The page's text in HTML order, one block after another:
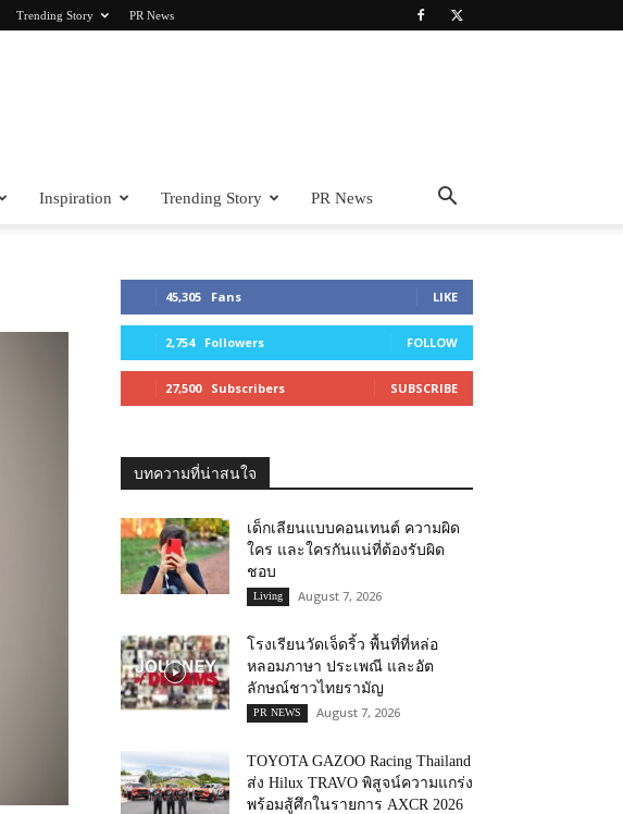
Trending Story PR News
Inspiration Trending Story PR News
45,305 Fans LIKE
2,754 Followers FOLLOW
27,500 Subscribers SUBSCRIBE
บทความที่น่าสนใจ
เด็กเลียนแบบคอนเทนต์ ความผิด
ใคร และใครกันแน่ที่ต้องรับผิด
ชอบ
Living August 7, 2026
โรงเรียนวัดเจ็ดริ้ว พื้นที่ที่หล่อ
หลอมภาษา ประเพณี และอัต
ลักษณ์ชาวไทยรามัญ
PR NEWS August 7, 2026
TOYOTA GAZOO Racing Thailand
ส่ง Hilux TRAVO พิสูจน์ความแกร่ง
พร้อมสู้ศึกในรายการ AXCR 2026